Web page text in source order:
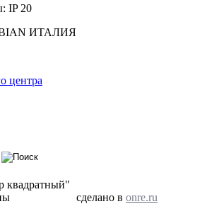
IP 20
ИТАЛИЯ
центра
квадратный"
сделано в onre.ru